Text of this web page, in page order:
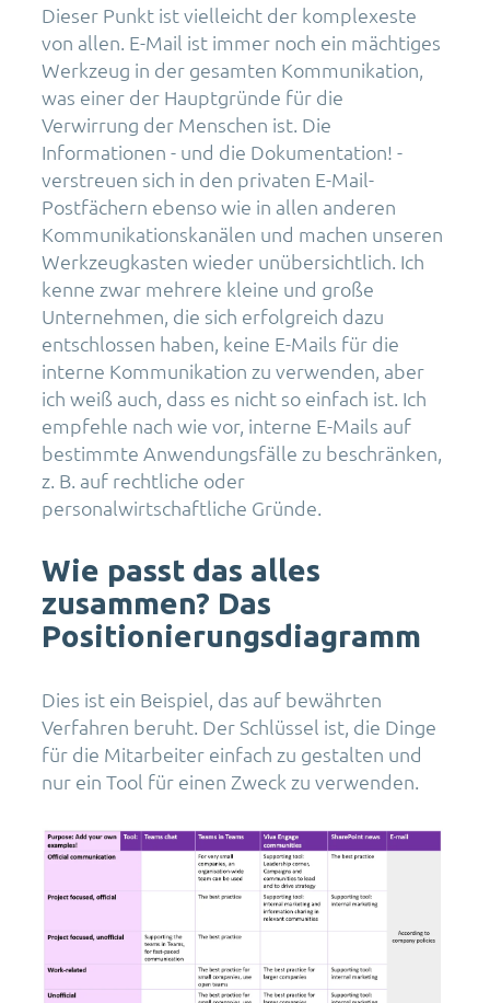
Dieser Punkt ist vielleicht der komplexeste
von allen. E-Mail ist immer noch ein mächtiges
Werkzeug in der gesamten Kommunikation,
was einer der Hauptgründe für die
Verwirrung der Menschen ist. Die
Informationen - und die Dokumentation! -
verstreuen sich in den privaten E-Mail-
Postfächern ebenso wie in allen anderen
Kommunikationskanälen und machen unseren
Werkzeugkasten wieder unübersichtlich. Ich
kenne zwar mehrere kleine und große
Unternehmen, die sich erfolgreich dazu
entschlossen haben, keine E-Mails für die
interne Kommunikation zu verwenden, aber
ich weiß auch, dass es nicht so einfach ist. Ich
empfehle nach wie vor, interne E-Mails auf
bestimmte Anwendungsfälle zu beschränken,
z. B. auf rechtliche oder
personalwirtschaftliche Gründe.
Wie passt das alles
zusammen? Das
Positionierungsdiagramm
Dies ist ein Beispiel, das auf bewährten
Verfahren beruht. Der Schlüssel ist, die Dinge
für die Mitarbeiter einfach zu gestalten und
nur ein Tool für einen Zweck zu verwenden.